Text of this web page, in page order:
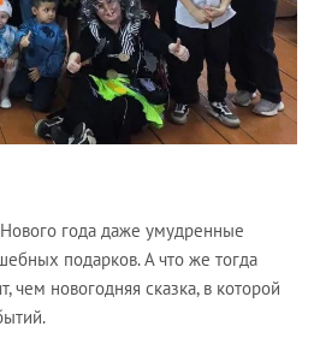
года даже умудренные
подарков. А что же тогда
чем новогодняя сказка, в которой